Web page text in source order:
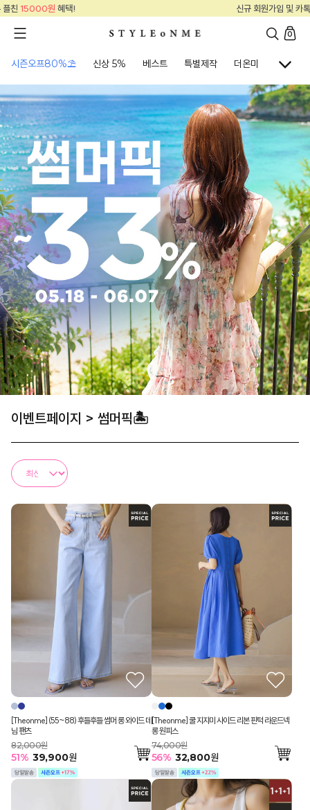
신규 회원가입 및 카톡 플친
0
시즌오프80%⛱ 신상 5% 베스트 특별제작 더온미 골프웨어
이벤트페이지 > 썸머픽🏝️
[Theonme] (55~88) 후들후들 썸머 롱 와이드 데
님 팬츠
82,000원
51% 39,900원
[Theonme] 쿨 지지미 사이드 리본 핀턱 라운드넥
롱 원피스
74,000원
56% 32,800원